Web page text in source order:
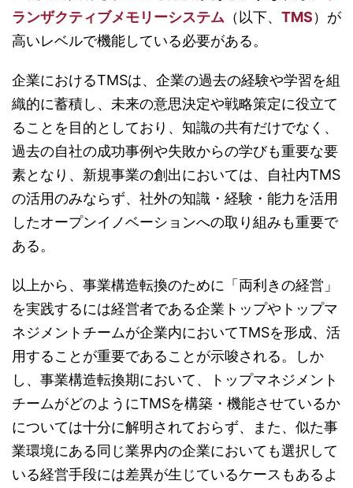
ランザクティブメモリーシステム （以下、 TMS）が
高いレベルで機能している必要がある。
企業におけるTMSは、企業の過去の経験や学習を組
織的に蓄積し、未来の意思決定や戦略策定に役立て
ることを目的としており、知識の共有だけでなく、
過去の自社の成功事例や失敗からの学びも重要な要
素となり、新規事業の創出においては、自社内TMS
の活用のみならず、社外の知識・経験・能力を活用
したオープンイノベーションへの取り組みも重要で
ある。
以上から、事業構造転換のために「両利きの経営」
を実践するには経営者である企業トップやトップマ
ネジメントチームが企業内においてTMSを形成、活
用することが重要であることが示唆される。しか
し、事業構造転換期において、トップマネジメント
チームがどのようにTMSを構築・機能させているか
については十分に解明されておらず、また、似た事
業環境にある同じ業界内の企業においても選択して
いる経営手段には差異が生じているケースもあるよ